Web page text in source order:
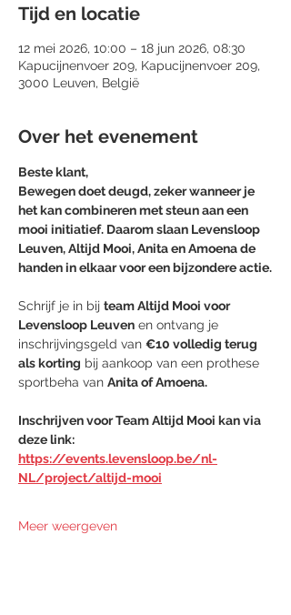
Tijd en locatie
12 mei 2026, 10:00 – 18 jun 2026, 08:30
Kapucijnenvoer 209, Kapucijnenvoer 209,
3000 Leuven, België
Over het evenement
Beste klant,
Bewegen doet deugd, zeker wanneer je
het kan combineren met steun aan een
mooi initiatief. Daarom slaan Levensloop
Leuven, Altijd Mooi, Anita en Amoena de
handen in elkaar voor een bijzondere actie.
Schrijf je in bij team Altijd Mooi voor
Levensloop Leuven en ontvang je
inschrijvingsgeld van €10 volledig terug
als korting bij aankoop van een prothese
sportbeha van Anita of Amoena.
Inschrijven voor Team Altijd Mooi kan via
deze link:
https://events.levensloop.be/nl-
NL/project/altijd-mooi
Meer weergeven